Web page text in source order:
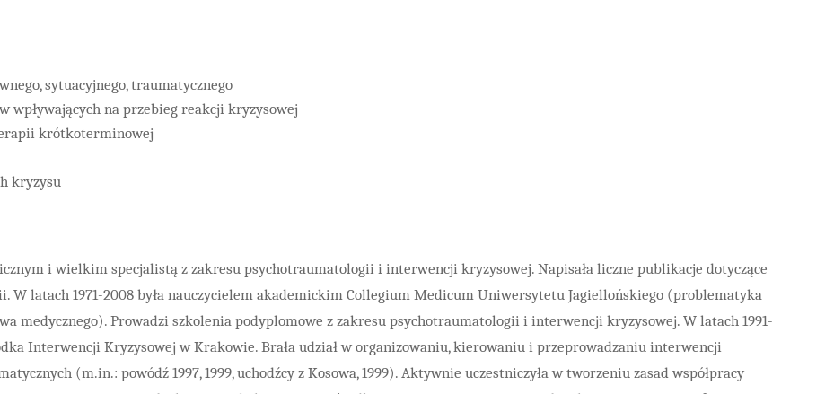
sytuacyjnego, traumatycznego
wpływających na przebieg reakcji kryzysowej
krótkoterminowej
kryzysu
i wielkim specjalistą z zakresu psychotraumatologii i interwencji kryzysowej. Napisała liczne publikacje dotyczące
W latach 1971-2008 była nauczycielem akademickim Collegium Medicum Uniwersytetu Jagiellońskiego (problematyka
medycznego). Prowadzi szkolenia podyplomowe z zakresu psychotraumatologii i interwencji kryzysowej. W latach 1991-
Interwencji Kryzysowej w Krakowie. Brała udział w organizowaniu, kierowaniu i przeprowadzaniu interwencji
(m.in.: powódź 1997, 1999, uchodźcy z Kosowa, 1999). Aktywnie uczestniczyła w tworzeniu zasad współpracy